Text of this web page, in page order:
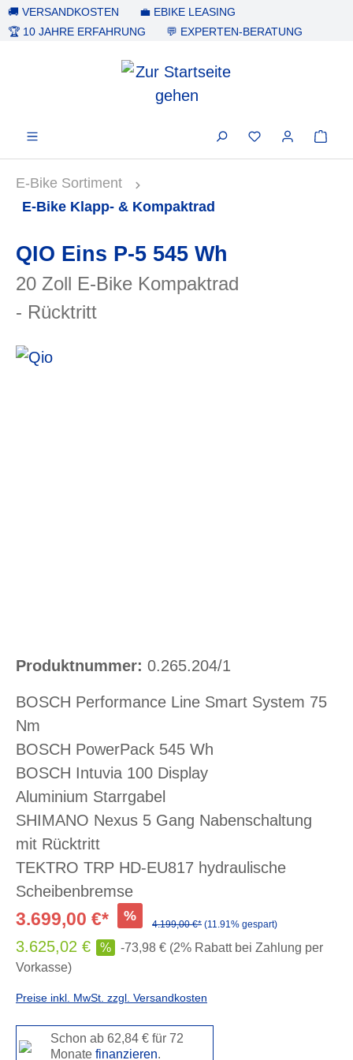
springen
🚚 VERSANDKOSTEN
💼 EBIKE LEASING
🏆 10 JAHRE ERFAHRUNG
💬 EXPERTEN-BERATUNG
E-Bike Sortiment
E-Bike Klapp- & Kompaktrad
QIO Eins P-5 545 Wh
20 Zoll E-Bike Kompaktrad
- Rücktritt
Produktnummer: 0.265.204/1
BOSCH Performance Line Smart System 75
Nm
BOSCH PowerPack 545 Wh
BOSCH Intuvia 100 Display
Aluminium Starrgabel
SHIMANO Nexus 5 Gang Nabenschaltung
mit Rücktritt
TEKTRO TRP HD-EU817 hydraulische
Scheibenbremse
3.699,00 €* %
4.199,00 €* (11.91% gespart)
3.625,02 € %
-73,98 € (2% Rabatt bei Zahlung per
Vorkasse)
Preise inkl. MwSt. zzgl. Versandkosten
Schon ab 62,84 € für 72
Monatefinanzieren.